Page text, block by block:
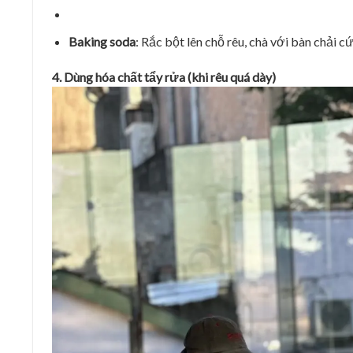
Baking soda: Rắc bột lên chỗ rêu, chà với bàn chải
4. Dùng hóa chất tẩy rửa (khi rêu quá dày)